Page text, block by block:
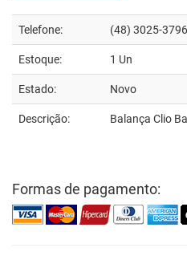
Telefone: (48) 3025-
Estoque: 1 Un
Estado: Novo
Descrição: Balança Clio
Formas de pagamento: